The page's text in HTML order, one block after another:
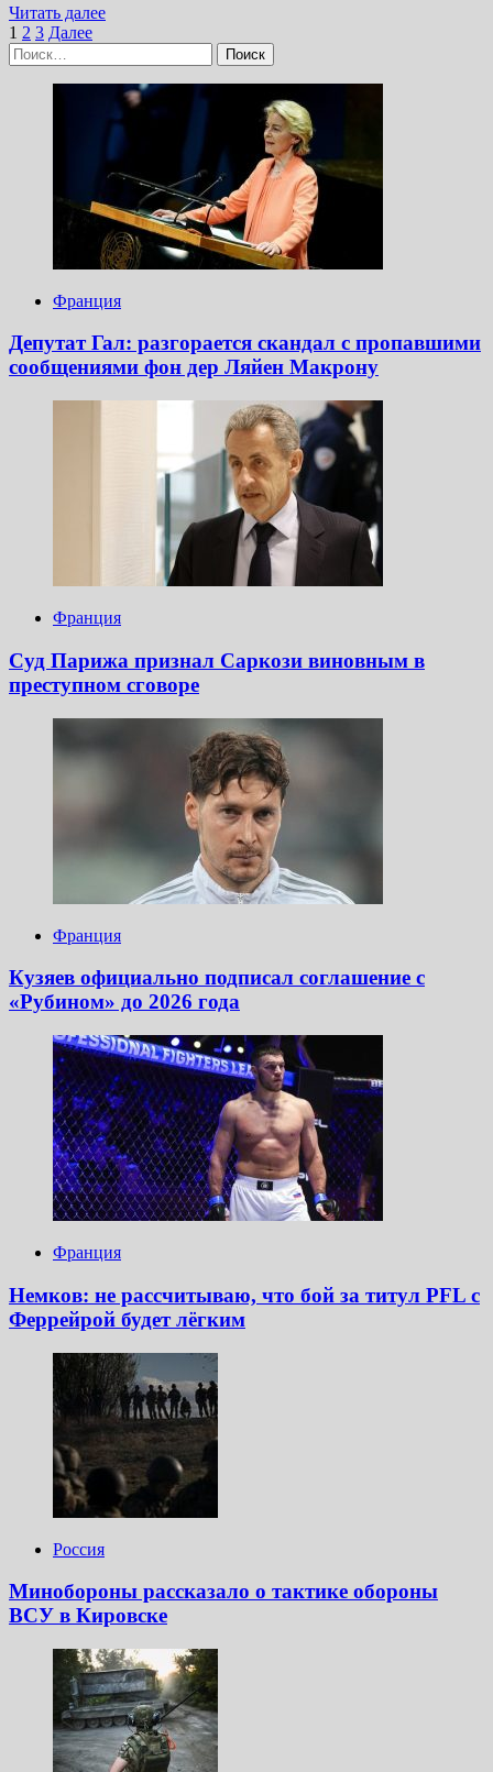
Читать далееПрочитать
Филиппо
призвал
не
посылать
ничего
Украине
после
заявления
Зеленского
Пагинация
записей
1 2 3 Далее
Найти:
Франция
Депутат Гал: разгорается скандал с пропавшими
сообщениями фон дер Ляйен Макрону
Франция
Суд Парижа признал Саркози виновным в
преступном сговоре
Франция
Кузяев официально подписал соглашение с
«Рубином» до 2026 года
Франция
Немков: не рассчитываю, что бой за титул PFL с
Феррейрой будет лёгким
Россия
Минобороны рассказало о тактике обороны
ВСУ в Кировске